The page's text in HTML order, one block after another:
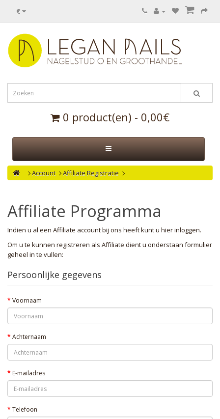
€
0 product(en) - 0,00€
Account Affiliate Registratie
Affiliate Programma
Indien u al een Affiliate account bij ons heeft kunt u hierinloggen.
Om u te kunnen registreren als Affiliate dient u onderstaan formulier
geheel in te vullen:
Persoonlijke gegevens
Voornaam
Achternaam
E-mailadres
Telefoon